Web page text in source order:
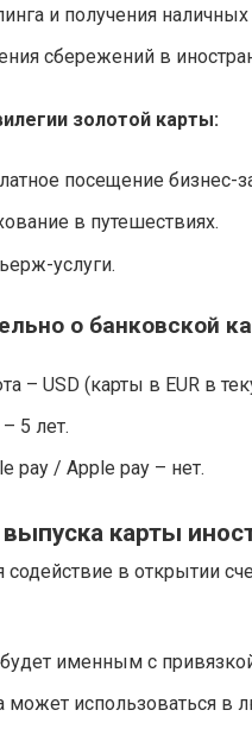
и получения наличных
сбережений в
золотой карты:
посещение бизнес-
в путешествиях.
услуги.
о банковской
– USD (карты в EUR в
5 лет.
pay / Apple pay – нет.
карты
содействие в открытии
именным с
может использоваться в